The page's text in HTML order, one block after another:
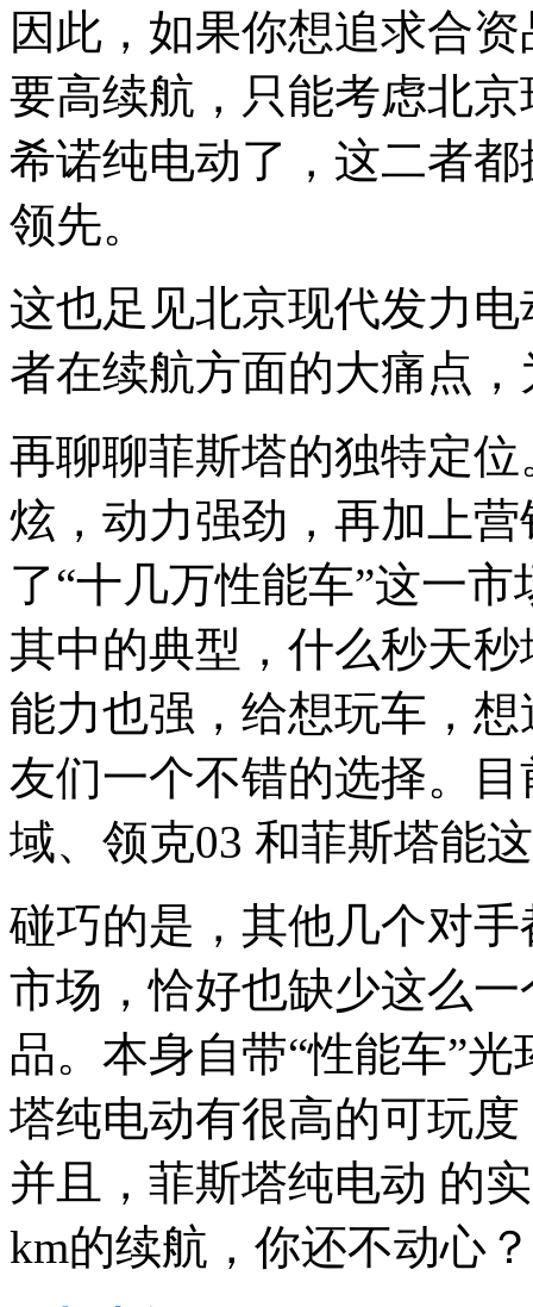
因此，如果你想追求合
要高续航，只能考虑北
希诺纯电动了，这二者
领先。
这也足见北京现代发力
者在续航方面的大痛点
再聊聊菲斯塔的独特定
炫，动力强劲，再加上
了“十几万性能车”这一
其中的典型，什么秒天
能力也强，给想玩车，
友们一个不错的选择。
域、领克03 和菲斯塔能
碰巧的是，其他几个对
市场，恰好也缺少这么
品。本身自带“性能车”
塔纯电动有很高的可玩
并且，菲斯塔纯电动 的
km的续航，你还不动心？